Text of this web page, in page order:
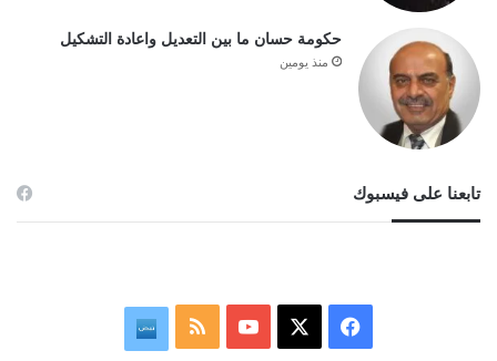
حكومة حسان ما بين التعديل واعادة التشكيل
منذ يومين
تابعنا على فيسبوك
فيسبوك ‫YouTubeملخص